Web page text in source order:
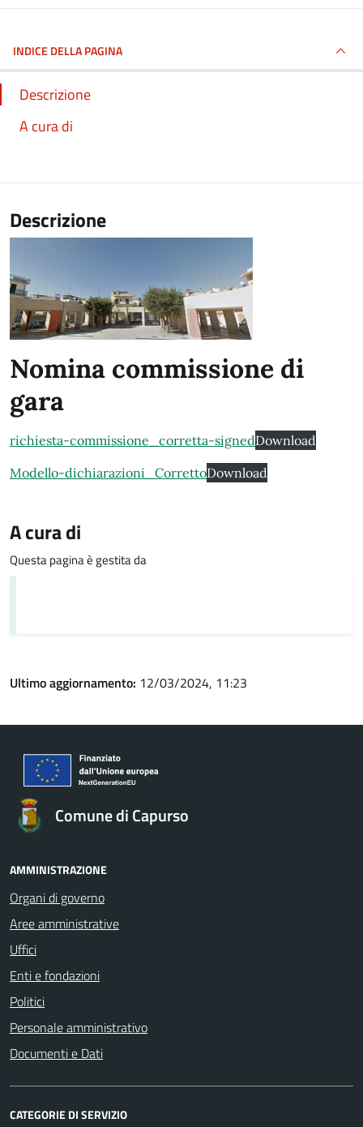
INDICE DELLA PAGINA
Descrizione
A cura di
Descrizione
Nomina commissione di
gara
richiesta-commissione_corretta-signedDownload
Modello-dichiarazioni_CorrettoDownload
A cura di
Questa pagina è gestita da
Ultimo aggiornamento: 12/03/2024, 11:23
Comune di Capurso
AMMINISTRAZIONE
Organi di governo
Aree amministrative
Uffici
Enti e fondazioni
Politici
Personale amministrativo
Documenti e Dati
CATEGORIE DI SERVIZIO